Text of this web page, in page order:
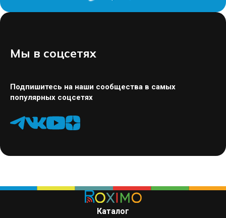
Мы в соцсетях
Подпишитесь на наши сообщества в самых
популярных соцсетях
Каталог